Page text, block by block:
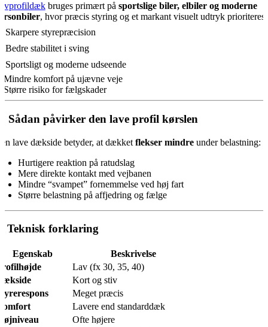
bruges primært på sportslige biler, elbiler og moderne
, hvor præcis styring og et markant visuelt udtryk prioriteres.
styrepræcision
stabilitet i sving
og moderne udseende
Mindre komfort på ujævne veje
Større risiko for fælgskader
Sådan påvirker den lave profil kørslen
lave dækside betyder, at dækket fleks­er mindreunder belastning:
Hurtigere reaktion på ratudslag
Mere direkte kontakt med vejbanen
Mindre “svampet” fornemmelse ved høj fart
Større belastning på affjedring og fælge
Teknisk forklaring
Egenskab
Beskrivelse
Lav (fx 30, 35, 40)
Kort og stiv
Meget præcis
Lavere end standarddæk
Ofte højere